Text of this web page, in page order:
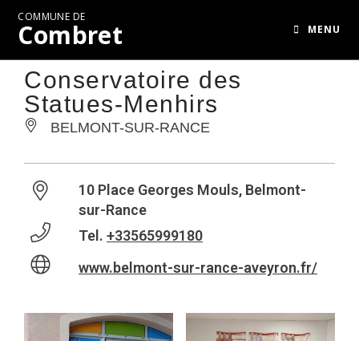
COMMUNE DE
Combret MENU
Conservatoire des
Statues-Menhirs
BELMONT-SUR-RANCE
10 Place Georges Mouls, Belmont-
sur-Rance
Tel. +33565999180
www.belmont-sur-rance-aveyron.fr/